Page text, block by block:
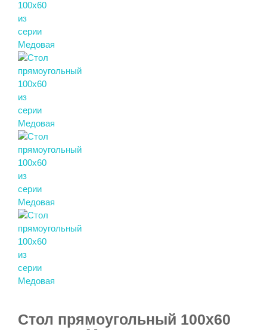
Стол прямоугольный 100х60